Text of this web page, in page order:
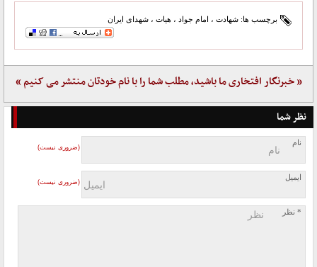
برچسب ها: شهادت ، امام جواد ، هیات ، شهدای ایران
« خبرنگار افتخاری ما باشید، مطلب شما را با نام خودتان منتشر می کنیم »
نظر شما
نام
(ضروری نیست)
ایمیل
(ضروری نیست)
* نظر